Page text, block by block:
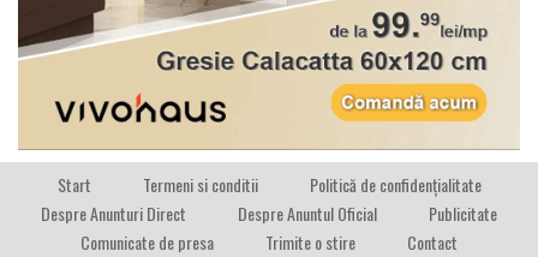
Start Termeni si conditii
Politică de confidențialitate
Despre Anunturi Direct
Despre Anuntul Oficial
Publicitate
Comunicate de presa
Trimite o stire Contact